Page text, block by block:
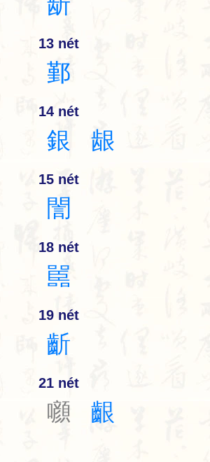
13 nét
鄞
14 nét
銀 龈
15 nét
誾
18 nét
嚚
19 nét
齗
21 nét
㘖 齦